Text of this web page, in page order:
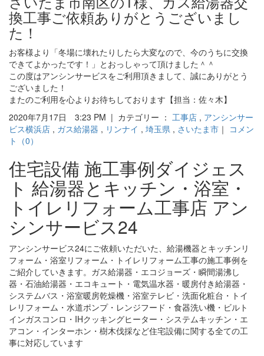
換工事ご依頼ありがとうございまし
た！
お客様より「冬場に壊れたりしたら大変なので、今のうちに交換
できてよかったです！」とおっしゃって頂けました＾＾
この度はアンシンサービスをご利用頂きまして、誠にありがとう
ございました！
またのご利用を心よりお待ちしております【担当：佐々木】
2020年7月17日 3:23 PM | カテゴリー ： 工事店 , アンシンサー
ビス横浜店 , ガス給湯器 , リンナイ , 埼玉県 , さいたま市 ｜ コメン
ト（0）
住宅設備 施工事例ダイジェス
ト 給湯器とキッチン・浴室・
トイレリフォーム工事店 アン
シンサービス24
アンシンサービス24にご依頼いただいた、給湯機器とキッチンリ
フォーム・浴室リフォーム・トイレリフォーム工事の施工事例を
ご紹介していきます。ガス給湯器・エコジョーズ・瞬間湯沸し
器・石油給湯器・エコキュート・電気温水器・暖房付き給湯器・
システムバス・浴室暖房乾燥機・浴室テレビ・洗面化粧台・トイ
レリフォーム・水道ポンプ・レンジフード・食器洗い機・ビルト
インガスコンロ・IHクッキングヒーター・システムキッチン・エ
アコン・インターホン・樹木伐採など住宅設備に関する全ての工
事に対応しています